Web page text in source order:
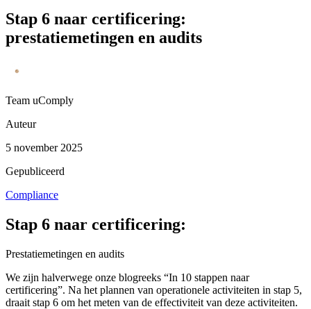
Stap 6 naar certificering:
prestatiemetingen en audits
Team uComply
Auteur
5 november 2025
Gepubliceerd
Compliance
Stap 6 naar certificering:
Prestatiemetingen en audits
We zijn halverwege onze blogreeks “In 10 stappen naar
certificering”. Na het plannen van operationele activiteiten in stap 5,
draait stap 6 om het meten van de effectiviteit van deze activiteiten.